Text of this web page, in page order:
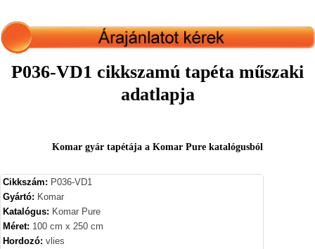
P036-VD1 cikkszamú tapéta műszaki
adatlapja
Komar gyár tapétája a Komar Pure katalógusból
Cikkszám: P036-VD1
Gyártó: Komar
Katalógus: Komar Pure
Méret: 100 cm x 250 cm
Hordozó: vlies